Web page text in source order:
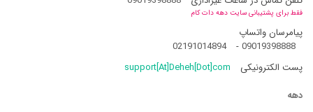
فقط برای پشتیبانی سایت دهه دات کام
پیامرسان واتساپ
09019398888
-
02191014894
پست الکترونیکی
support[At]Deheh[Dot]com
دهه